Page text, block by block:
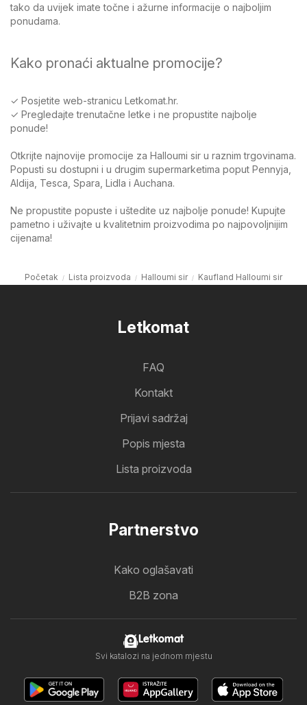
tako da uvijek imate točne i ažurne informacije o najboljim
ponudama.
Kako pronaći aktualne promocije?
✓ Posjetite web-stranicu Letkomat.hr.
✓ Pregledajte trenutačne letke i ne propustite najbolje
ponude!
Otkrijte najnovije promocije za Halloumi sir u raznim trgovinama.
Popusti su dostupni i u drugim supermarketima poput Pennyja,
Aldija, Tesca, Spara, Lidla i Auchana.
Ne propustite popuste i uštedite uz najbolje ponude! Kupujte
pametno i uživajte u kvalitetnim proizvodima po najpovoljnijim
cijenama!
Početak Lista proizvoda Halloumi sir Kaufland Halloumi sir
Letkomat
FAQ
Kontakt
Prijavi sadržaj
Popis mjesta
Lista proizvoda
Partnerstvo
Kako oglašavati
B2B zona
Letkomat
Svi katalozi na jednom mjestu